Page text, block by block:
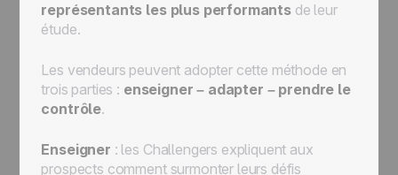
représentants les plus performantsde leur
étude.
Les vendeurs peuvent adopter cette méthode en
trois parties : enseigner – adapter – prendre le
contrôle.
Enseigner : les Challengers expliquent aux
prospects comment surmonter leurs défis